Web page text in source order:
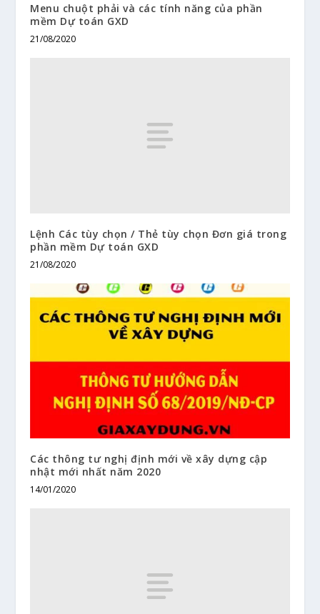
Menu chuột phải và các tính năng của phần
mềm Dự toán GXD
21/08/2020
Lệnh Các tùy chọn / Thẻ tùy chọn Đơn giá trong
phần mềm Dự toán GXD
21/08/2020
Các thông tư nghị định mới về xây dựng cập
nhật mới nhất năm 2020
14/01/2020